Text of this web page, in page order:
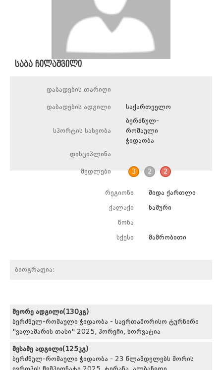
საბა ჩილაშვილი
დაბადების თარიღი
დაბადების ადგილი საქართველო
სპორტის სახეობა
ბერძნულ-
რომაული
ჭიდაობა
დისციპლინა
მედლები 3 2 2
რეგიონი შიდა ქართლი
ქალაქი ხაშური
წონა
სქესი მამრობითი
ბიოგრაფია:
მეორე ადგილი(130კგ)
ბერძნულ-რომაული ჭიდაობა - საერთაშორისო ტურნირი
"ვალამარის თასი" 2025, პორეჩი, ხორვატია
მესამე ადგილი(125კგ)
ბერძნულ-რომაული ჭიდაობა - 23 წლამდელებს შორის